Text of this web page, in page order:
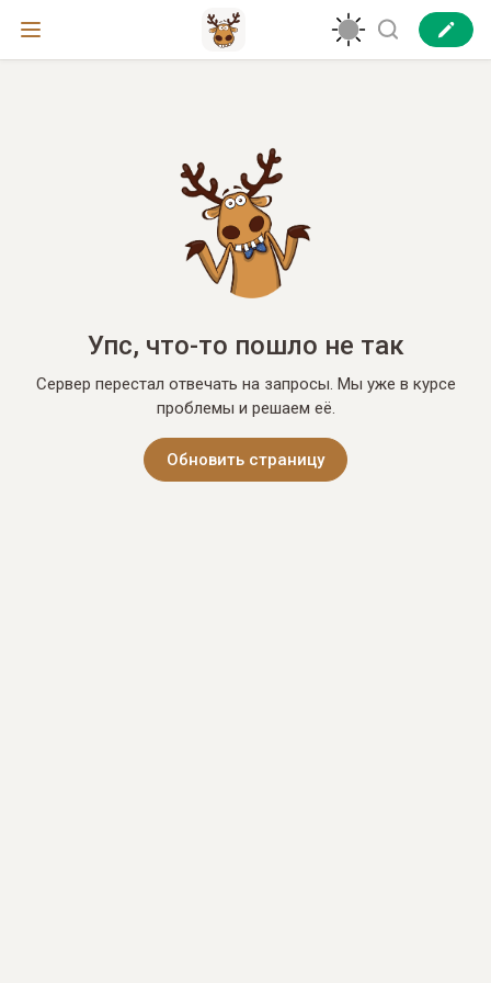
Упс, что-то пошло не так
Сервер перестал отвечать на запросы. Мы уже в курсе
проблемы и решаем её.
Обновить страницу